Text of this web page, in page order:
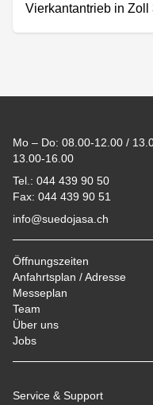
Vierkantantrieb in Zoll
Mo – Do: 08.00-12.00 /
13.00-16.00
Tel.: 044 439 90 50
Fax: 044 439 90 51
info@suedojasa.ch
Öffnungszeiten
Anfahrtsplan / Adresse
Messeplan
Team
Über uns
Jobs
Service & Support